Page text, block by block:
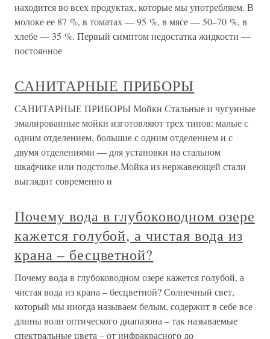
находится во всех продуктах, которые мы употребляем. В
молоке ее 87 %, в томатах — 95 %, в мясе — 50–70 %, в
хлебе — 35 %. Первый симптом недостатка жидкости —
постоянное
САНИТАРНЫЕ ПРИБОРЫ
САНИТАРНЫЕ ПРИБОРЫ Мойки Стальные и чугунные
эмалированные мойки изготовляют трех типов: малые с
одним отделением, большие с одним отделением и с
двумя отделениями — для установки на стальном
шкафчике или подстолье.Мойка из нержавеющей стали
выглядит современно и
Почему вода в глубоководном озере
кажется голубой, а чистая вода из
крана – бесцветной?
Почему вода в глубоководном озере кажется голубой, а
чистая вода из крана – бесцветной? Солнечный свет,
который мы иногда называем белым, содержит в себе все
длины волн оптического диапазона – так называемые
спектральные цвета – от инфракрасного до